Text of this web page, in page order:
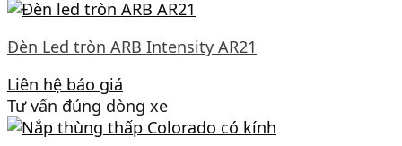
Đèn Led tròn ARB Intensity AR21
Liên hệ báo giá
Tư vấn đúng dòng xe